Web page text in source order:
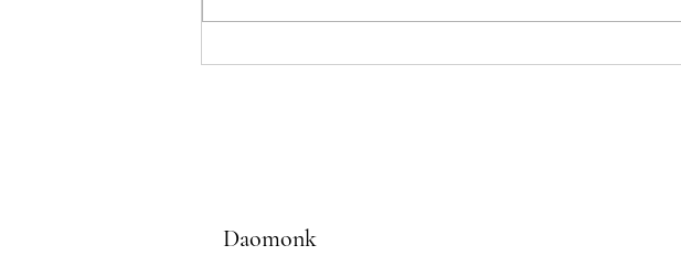
Daomonk